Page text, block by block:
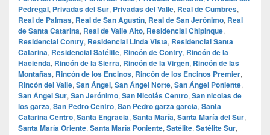
Pedregal, Privadas del Sur, Privadas del Valle, Real de Cumbres,
Real de Palmas, Real de San Agustín, Real de San Jerónimo, Real
de Santa Catarina, Real de Valle Alto, Residencial Chipinque,
Residencial Contry, Residencial Linda Vista, Residencial Santa
Catarina, Residencial Satélite, Rincón de Contry, Rincón de la
Hacienda, Rincón de la Sierra, Rincón de la Virgen, Rincón de las
Montañas, Rincón de los Encinos, Rincón de los Encinos Premier,
Rincón del Valle, San Ángel, San Ángel Norte, San Ángel Poniente,
San Ángel Sur, San Jerónimo, San Nicolás Centro, San nicolas de
los garza, San Pedro Centro, San Pedro garza garcia, Santa
Catarina Centro, Santa Engracia, Santa María, Santa María del Sur,
Santa María Oriente, Santa María Poniente, Satélite, Satélite Sur,